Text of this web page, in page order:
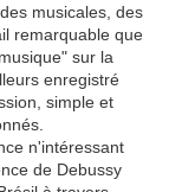
musicales, des
remarquable que
sur la
enregistré
simple et
n'intéressant
de Debussy